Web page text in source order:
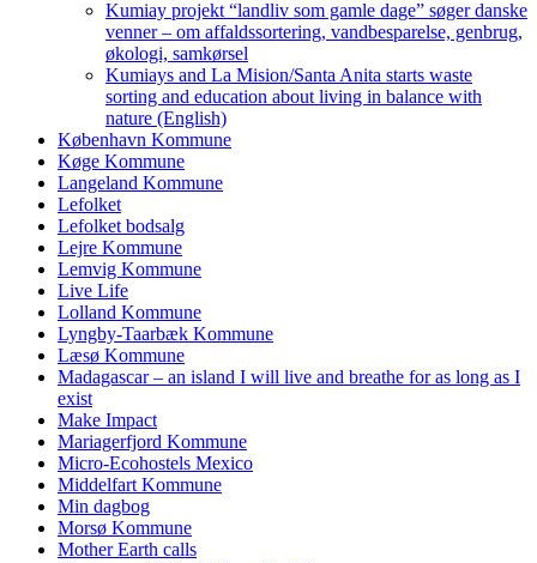
Kumiay projekt “landliv som gamle dage” søger danske
venner – om affaldssortering, vandbesparelse, genbrug,
økologi, samkørsel
Kumiays and La Mision/Santa Anita starts waste
sorting and education about living in balance with
nature (English)
København Kommune
Køge Kommune
Langeland Kommune
Lefolket
Lefolket bodsalg
Lejre Kommune
Lemvig Kommune
Live Life
Lolland Kommune
Lyngby-Taarbæk Kommune
Læsø Kommune
Madagascar – an island I will live and breathe for as long as I
exist
Make Impact
Mariagerfjord Kommune
Micro-Ecohostels Mexico
Middelfart Kommune
Min dagbog
Morsø Kommune
Mother Earth calls